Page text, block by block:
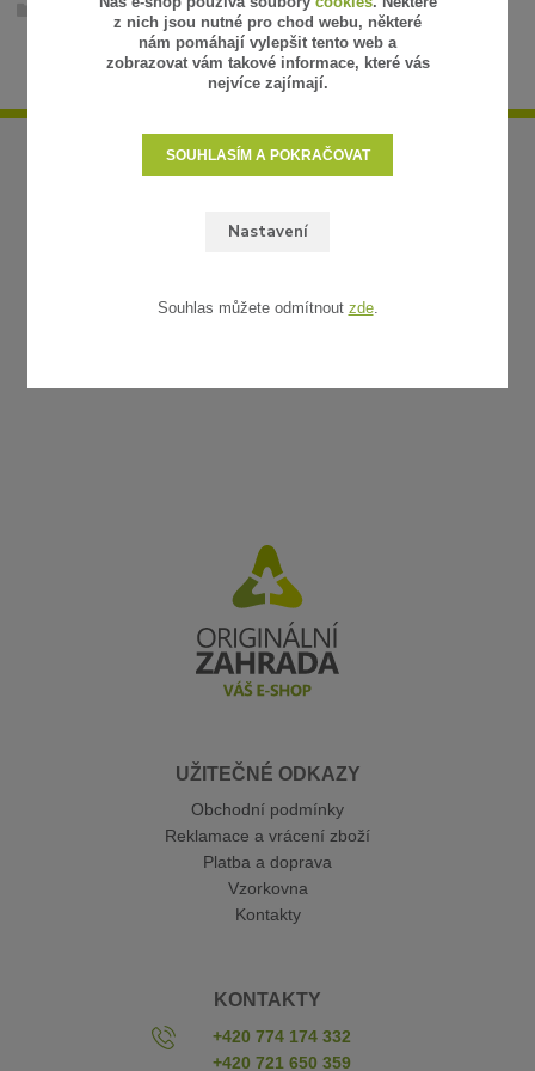
Spoty a reflektory
UŽITEČNÉ ODKAZY
Obchodní podmínky
Reklamace a vrácení zboží
Platba a doprava
Vzorkovna
Kontakty
KONTAKTY
+420 774 174 332
+420 721 650 359
z nich jsou nutné pro chod webu, některé
nám pomáhají vylepšit tento web a
zobrazovat vám takové informace, které vás
nejvíce zajímají.
Nastavení
SOUHLASÍM A POKRAČOVAT
Souhlas můžete odmítnout zde.